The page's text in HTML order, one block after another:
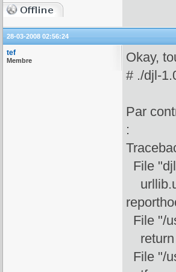
28-03-2008 02:56:24
tef
Membre
Okay,
# ./djl-
Par
:
File
File "/
return
File "/